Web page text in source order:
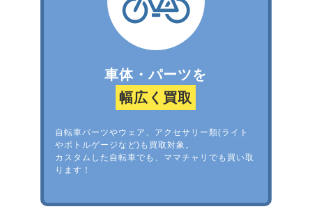
車体・パーツを
幅広く買取
自転車パーツやウェア、アクセサリー類(ライト
やボトルゲージなど)も買取対象。
カスタムした自転車でも、ママチャリでも買い取
ります！